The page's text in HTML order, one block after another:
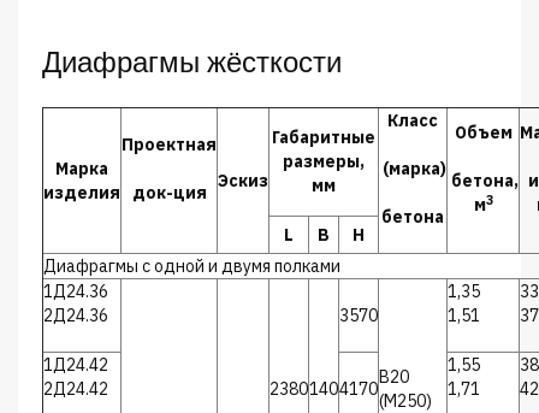
Диафрагмы жёсткости
Марка
изделия
Проектная
док-ция
Эскиз
Габаритные
размеры,
мм
Класс
(марка)
бетона
Объем
бетона,
м3
L
B
H
Диафрагмы с одной и двумя полками
1Д24.36
2Д24.36
2380140
3570
В20
(М250)
1,35
1,51
1Д24.42
2Д24.42
4170
1,55
1,71